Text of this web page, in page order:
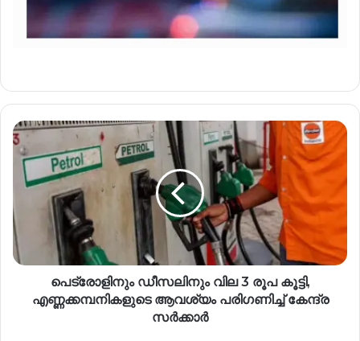
പെട്രോളിനും ഡീസലിനും വില 3 രൂപ കൂട്ടി,
എണ്ണക്കമ്പനികളുടെ ആവശ്യം പരി​ഗണിച്ച് കേന്ദ്ര
സർക്കാർ